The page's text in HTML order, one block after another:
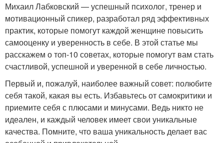
Михаил Лабковский — успешный психолог, тренер и
мотивационный спикер, разработал ряд эффективных
практик, которые помогут каждой женщине повысить
самооценку и уверенность в себе. В этой статье мы
расскажем о топ-10 советах, которые помогут вам стать
счастливой, успешной и уверенной в себе личностью.
Первый и, пожалуй, наиболее важный совет: полюбите
себя такой, какая вы есть. Избавьтесь от самокритики и
приемите себя с плюсами и минусами. Ведь никто не
идеален, и каждый человек имеет свои уникальные
качества. Помните, что ваша уникальность делает вас